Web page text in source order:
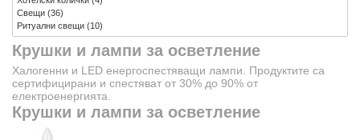
Крушки и лампи за осветление
Халогенни и LED енергоспестяващи лампи. Продуктите са
сертифицирани и спестяват от 30% до 90% от
електроенергията.
Крушки и лампи за осветление
Свещи (36)
Ритуални свещи (10)